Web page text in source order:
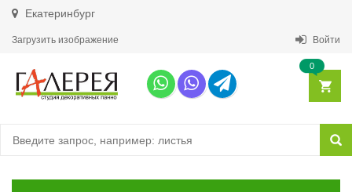
Екатеринбург
Загрузить изображение Войти
0